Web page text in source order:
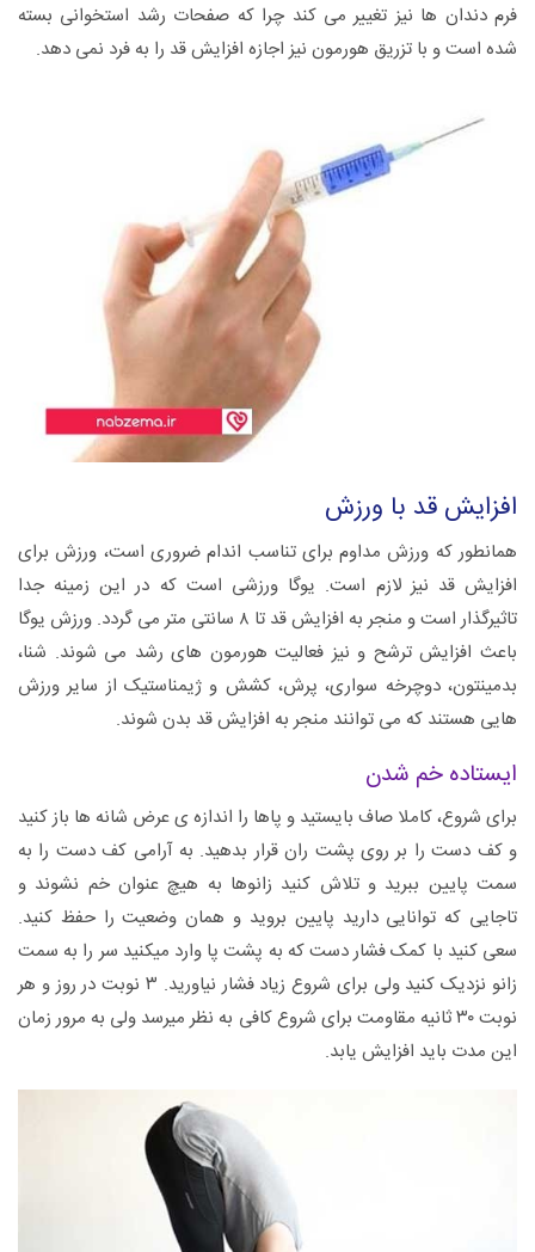
فرم دندان ها نیز تغییر می کند چرا که صفحات رشد استخوانی بسته
شده است و با تزریق هورمون نیز اجازه افزایش قد را به فرد نمی دهد.
افزایش قد با ورزش
همانطور که ورزش مداوم برای تناسب اندام ضروری است، ورزش برای
افزایش قد نیز لازم است. یوگا ورزشی است که در این زمینه جدا
تاثیرگذار است و منجر به افزایش قد تا ۸ سانتی متر می گردد. ورزش یوگا
باعث افزایش ترشح و نیز فعالیت هورمون های رشد می شوند. شنا،
بدمینتون، دوچرخه سواری، پرش، کشش و ژیمناستیک از سایر ورزش
هایی هستند که می توانند منجر به افزایش قد بدن شوند.
ایستاده خم شدن
برای شروع، کاملا صاف بایستید و پاها را اندازه ی عرض شانه ها باز کنید
و کف دست را بر روی پشت ران قرار بدهید. به آرامی کف دست را به
سمت پایین ببرید و تلاش کنید زانوها به هیچ عنوان خم نشوند و
تاجایی که توانایی دارید پایین بروید و همان وضعیت را حفظ کنید.
سعی کنید با کمک فشار دست که به پشت پا وارد میکنید سر را به سمت
زانو نزدیک کنید ولی برای شروع زیاد فشار نیاورید. ۳ نوبت در روز و هر
نوبت ۳۰ ثانیه مقاومت برای شروع کافی به نظر میرسد ولی به مرور زمان
این مدت باید افزایش یابد.